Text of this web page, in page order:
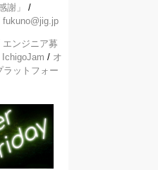
謝」
/
fukuno@jig.jp
エンジニア募
IchigoJam / オ
ラットフォー